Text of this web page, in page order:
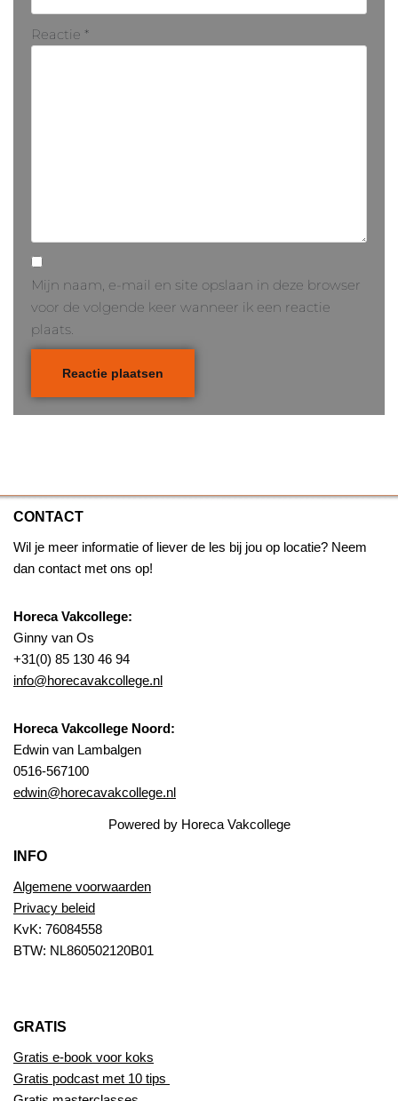
Reactie *
Mijn naam, e-mail en site opslaan in deze browser
voor de volgende keer wanneer ik een reactie
plaats.
CONTACT
Wil je meer informatie of liever de les bij jou op locatie? Neem
dan contact met ons op!
Horeca Vakcollege:
Ginny van Os
+31(0) 85 130 46 94
info@horecavakcollege.nl
Horeca Vakcollege Noord:
Edwin van Lambalgen
0516-567100
edwin@horecavakcollege.nl
Powered by Horeca Vakcollege
INFO
Algemene voorwaarden
Privacy beleid
KvK: 76084558
BTW: NL860502120B01
GRATIS
Gratis e-book voor koks
Gratis podcast met 10 tips